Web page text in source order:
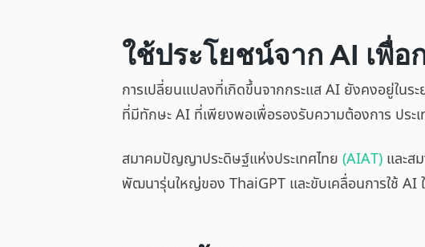
ใช้ประโยชน์จาก AI เพื่อ
การเปลี่ยนแปลงที่เกิดขึ้นจากกระแส AI ยังคงอยู่ในร
ที่มีทักษะ AI ที่เพียงพอเพื่อรองรับความต้องการ ประ
สมาคมปัญญาประดิษฐ์แห่งประเทศไทย (AIAT) และส
พัฒนารุ่นใหญ่ของ ThaiGPT และขับเคลื่อนการใช้ AI